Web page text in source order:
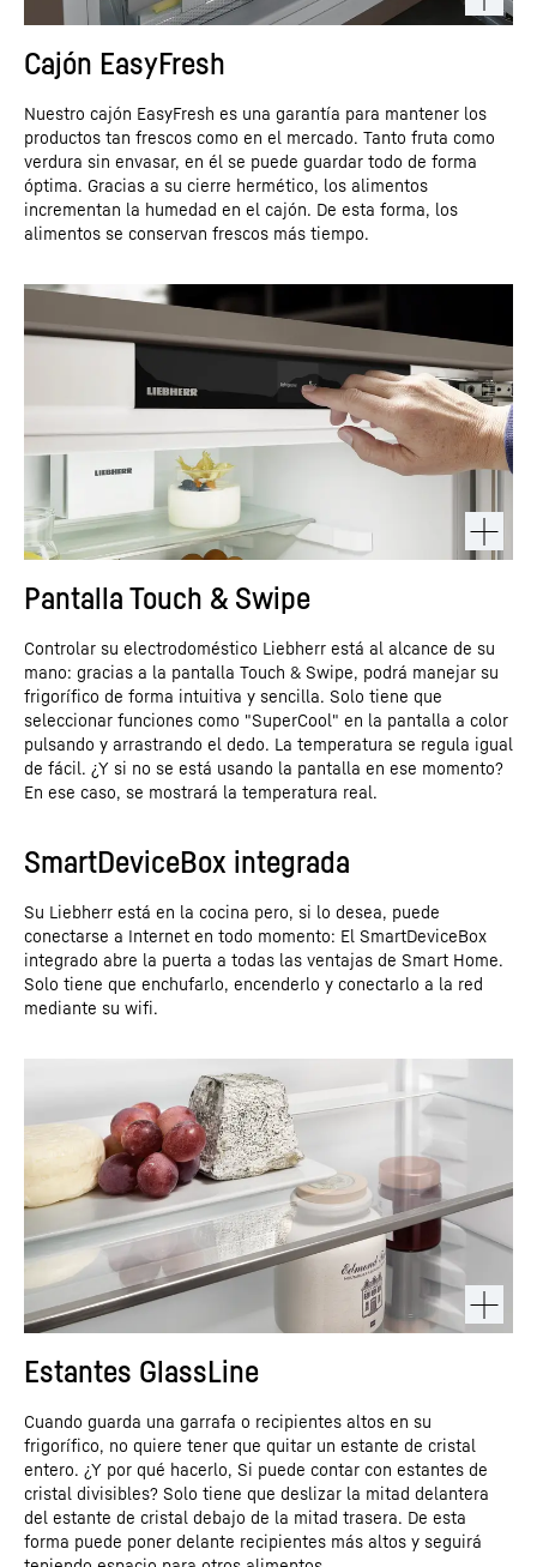
Cajón EasyFresh
Nuestro cajón EasyFresh es una garantía para mantener los
productos tan frescos como en el mercado. Tanto fruta como
verdura sin envasar, en él se puede guardar todo de forma
óptima. Gracias a su cierre hermético, los alimentos
incrementan la humedad en el cajón. De esta forma, los
alimentos se conservan frescos más tiempo.
Pantalla Touch & Swipe
Controlar su electrodoméstico Liebherr está al alcance de su
mano: gracias a la pantalla Touch & Swipe, podrá manejar su
frigorífico de forma intuitiva y sencilla. Solo tiene que
seleccionar funciones como "SuperCool" en la pantalla a color
pulsando y arrastrando el dedo. La temperatura se regula igual
de fácil. ¿Y si no se está usando la pantalla en ese momento?
En ese caso, se mostrará la temperatura real.
SmartDeviceBox integrada
Su Liebherr está en la cocina pero, si lo desea, puede
conectarse a Internet en todo momento: El SmartDeviceBox
integrado abre la puerta a todas las ventajas de Smart Home.
Solo tiene que enchufarlo, encenderlo y conectarlo a la red
mediante su wifi.
Estantes GlassLine
Cuando guarda una garrafa o recipientes altos en su
frigorífico, no quiere tener que quitar un estante de cristal
entero. ¿Y por qué hacerlo, Si puede contar con estantes de
cristal divisibles? Solo tiene que deslizar la mitad delantera
del estante de cristal debajo de la mitad trasera. De esta
forma puede poner delante recipientes más altos y seguirá